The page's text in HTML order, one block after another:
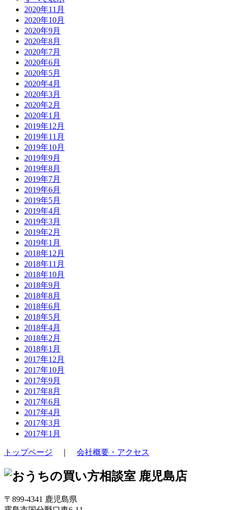
2020年11月
2020年10月
2020年9月
2020年8月
2020年7月
2020年6月
2020年5月
2020年4月
2020年3月
2020年2月
2020年1月
2019年12月
2019年11月
2019年10月
2019年9月
2019年8月
2019年7月
2019年6月
2019年5月
2019年4月
2019年3月
2019年2月
2019年1月
2018年12月
2018年11月
2018年10月
2018年9月
2018年8月
2018年6月
2018年5月
2018年4月
2018年2月
2018年1月
2017年12月
2017年10月
2017年9月
2017年8月
2017年6月
2017年4月
2017年3月
2017年1月
トップページ 会社概要・アクセス
〒899-4341 鹿児島県